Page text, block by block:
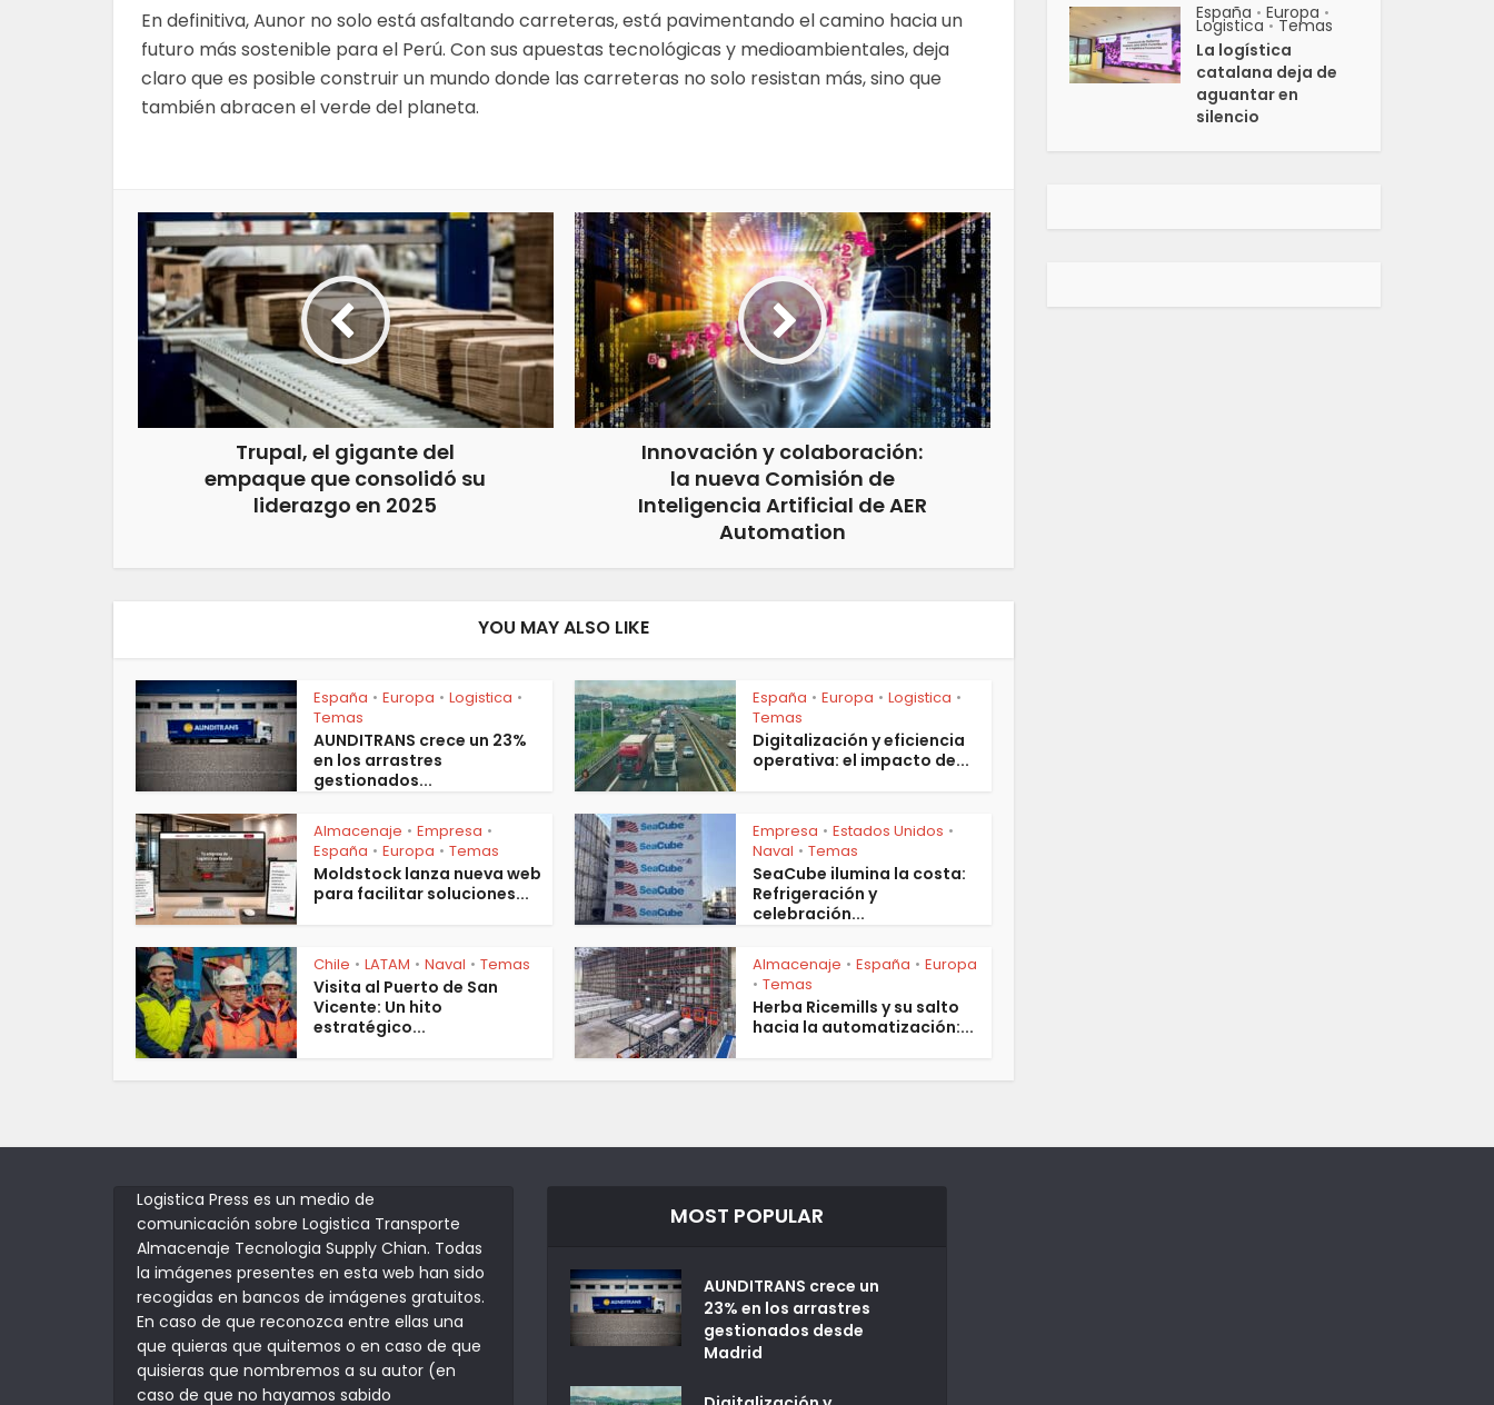
En definitiva, Aunor no solo está asfaltando carreteras, está pavimentando el camino hacia un
futuro más sostenible para el Perú. Con sus apuestas tecnológicas y medioambientales, deja
claro que es posible construir un mundo donde las carreteras no solo resistan más, sino que
también abracen el verde del planeta.
Trupal, el gigante del
empaque que consolidó su
liderazgo en 2025
Innovación y colaboración:
la nueva Comisión de
Inteligencia Artificial de AER
Automation
YOU MAY ALSO LIKE
España • Europa • Logistica •
Temas
AUNDITRANS crece un 23%
en los arrastres
gestionados...
España • Europa • Logistica •
Temas
Digitalización y eficiencia
operativa: el impacto de...
Almacenaje • Empresa •
España • Europa • Temas
Moldstock lanza nueva web
para facilitar soluciones...
Empresa • Estados Unidos •
Naval • Temas
SeaCube ilumina la costa:
Refrigeración y
celebración...
Chile • LATAM • Naval • Temas
Visita al Puerto de San
Vicente: Un hito
estratégico...
Almacenaje • España • Europa
• Temas
Herba Ricemills y su salto
hacia la automatización:...
España • Europa •
Logistica • Temas
La logística
catalana deja de
aguantar en
silencio
Logistica Press es un medio de
comunicación sobre Logistica Transporte
Almacenaje Tecnologia Supply Chian. Todas
la imágenes presentes en esta web han sido
recogidas en bancos de imágenes gratuitos.
En caso de que reconozca entre ellas una
que quieras que quitemos o en caso de que
quisieras que nombremos a su autor (en
caso de que no hayamos sabido
MOST POPULAR
AUNDITRANS crece un
23% en los arrastres
gestionados desde
Madrid